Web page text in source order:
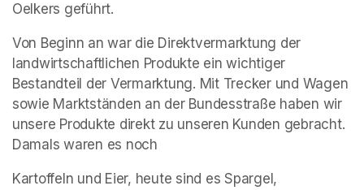
Oelkers geführt.
Von Beginn an war die Direktvermarktung der
landwirtschaftlichen Produkte ein wichtiger
Bestandteil der Vermarktung. Mit Trecker und Wagen
sowie Marktständen an der Bundesstraße haben wir
unsere Produkte direkt zu unseren Kunden gebracht.
Damals waren es noch
Kartoffeln und Eier, heute sind es Spargel,